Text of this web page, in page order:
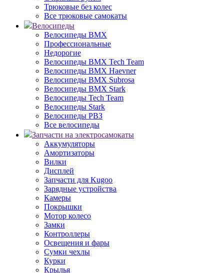
Трюковые без колес
Все трюковые самокаты
Велосипеды
Велосипеды BMX
Профессиональные
Недорогие
Велосипеды BMX Tech Team
Велосипеды BMX Haevner
Велосипеды BMX Subrosa
Велосипеды BMX Stark
Велосипеды Tech Team
Велосипеды Stark
Велосипеды РВЗ
Все велосипеды
Запчасти на электросамокаты
Аккумуляторы
Амортизаторы
Вилки
Дисплей
Запчасти для Kugoo
Зарядные устройства
Камеры
Покрышки
Мотор колесо
Замки
Контроллеры
Освещения и фары
Сумки чехлы
Курки
Крылья